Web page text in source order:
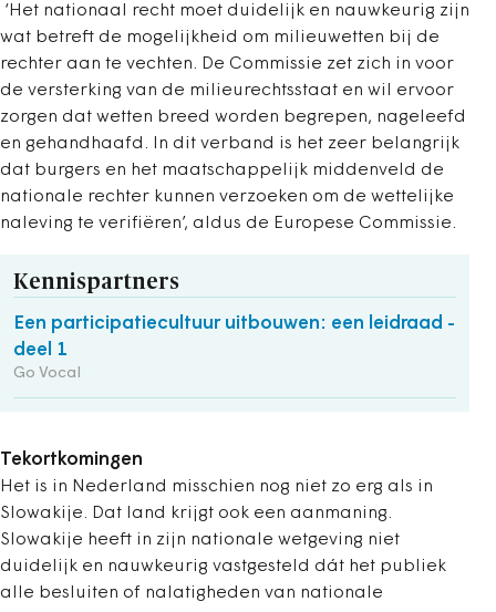
‘Het nationaal recht moet duidelijk en nauwkeurig zijn
wat betreft de mogelijkheid om milieuwetten bij de
rechter aan te vechten. De Commissie zet zich in voor
de versterking van de milieurechtsstaat en wil ervoor
zorgen dat wetten breed worden begrepen, nageleefd
en gehandhaafd. In dit verband is het zeer belangrijk
dat burgers en het maatschappelijk middenveld de
nationale rechter kunnen verzoeken om de wettelijke
naleving te verifiëren’, aldus de Europese Commissie.
Kennispartners
Een participatiecultuur uitbouwen: een leidraad -
deel 1
Go Vocal
Tekortkomingen
Het is in Nederland misschien nog niet zo erg als in
Slowakije. Dat land krijgt ook een aanmaning.
Slowakije heeft in zijn nationale wetgeving niet
duidelijk en nauwkeurig vastgesteld dát het publiek
alle besluiten of nalatigheden van nationale